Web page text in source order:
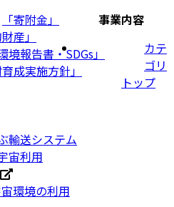
「寄附金」
産」
境報告書・SDGs」
育成実施方針」
事業内容
カテ
ゴリ
トップ
輸送システム
宙利用
環境の利用